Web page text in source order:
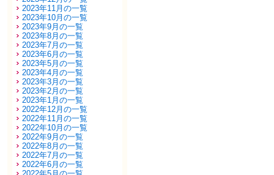
2023年11月の一覧
2023年10月の一覧
2023年9月の一覧
2023年8月の一覧
2023年7月の一覧
2023年6月の一覧
2023年5月の一覧
2023年4月の一覧
2023年3月の一覧
2023年2月の一覧
2023年1月の一覧
2022年12月の一覧
2022年11月の一覧
2022年10月の一覧
2022年9月の一覧
2022年8月の一覧
2022年7月の一覧
2022年6月の一覧